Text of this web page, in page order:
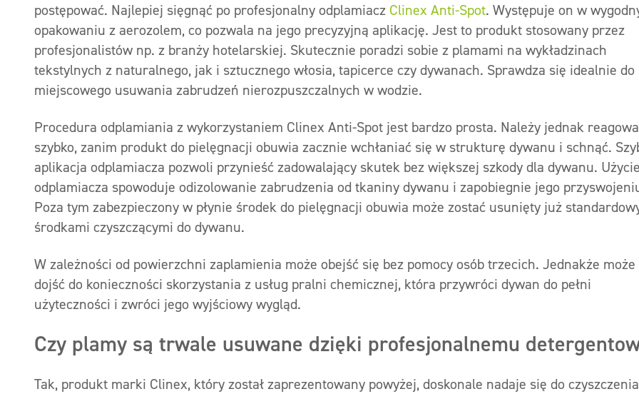
postępować. Najlepiej sięgnąć po profesjonalny odplamiacz Clinex Anti-Spot. Występuje on w
opakowaniu z aerozolem, co pozwala na jego precyzyjną aplikację. Jest to produkt stosowany przez
profesjonalistów np. z branży hotelarskiej. Skutecznie poradzi sobie z plamami na wykładzinach
tekstylnych z naturalnego, jak i sztucznego włosia, tapicerce czy dywanach. Sprawdza się idealnie do
miejscowego usuwania zabrudzeń nierozpuszczalnych w wodzie.
Procedura odplamiania z wykorzystaniem Clinex Anti-Spot jest bardzo prosta. Należy jednak
szybko, zanim produkt do pielęgnacji obuwia zacznie wchłaniać się w strukturę dywanu i schnąć.
aplikacja odplamiacza pozwoli przynieść zadowalający skutek bez większej szkody dla dywanu.
odplamiacza spowoduje odizolowanie zabrudzenia od tkaniny dywanu i zapobiegnie jego
Poza tym zabezpieczony w płynie środek do pielęgnacji obuwia może zostać usunięty już
środkami czyszczącymi do dywanu.
W zależności od powierzchni zaplamienia może obejść się bez pomocy osób trzecich. Jednakże może
dojść do konieczności skorzystania z usług pralni chemicznej, która przywróci dywan do pełni
użyteczności i zwróci jego wyjściowy wygląd.
Czy plamy są trwale usuwane dzięki profesjonalnemu
Tak, produkt marki Clinex, który został zaprezentowany powyżej, doskonale nadaje się do czyszczenia